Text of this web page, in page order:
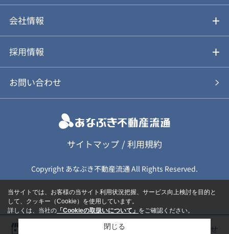
動画やパンフレットで見る
お気に入り
不動産Q&A
アルファジャーナル
会社情報
会社概要
スタッフ紹介
個人情報保護方針
カスタマーハラスメント基本方針
保険募集（勧誘）方針
採用情報
新卒採用について
キャリア採用について
応募に関する個人情報取扱について
お問い合わせ
サイトマップ /利用規約
Copyright あなぶき不動産流通 All Rights Reserved.
物件を探す お問い合わせ
当サイトでは、お客様の当サイト利用状況把握、サービス向上検討を目的と
して、クッキー（Cookie）を使用しています。
詳しくは、当社の 「Cookieの取扱いについて」 をご確認ください。
閉じる